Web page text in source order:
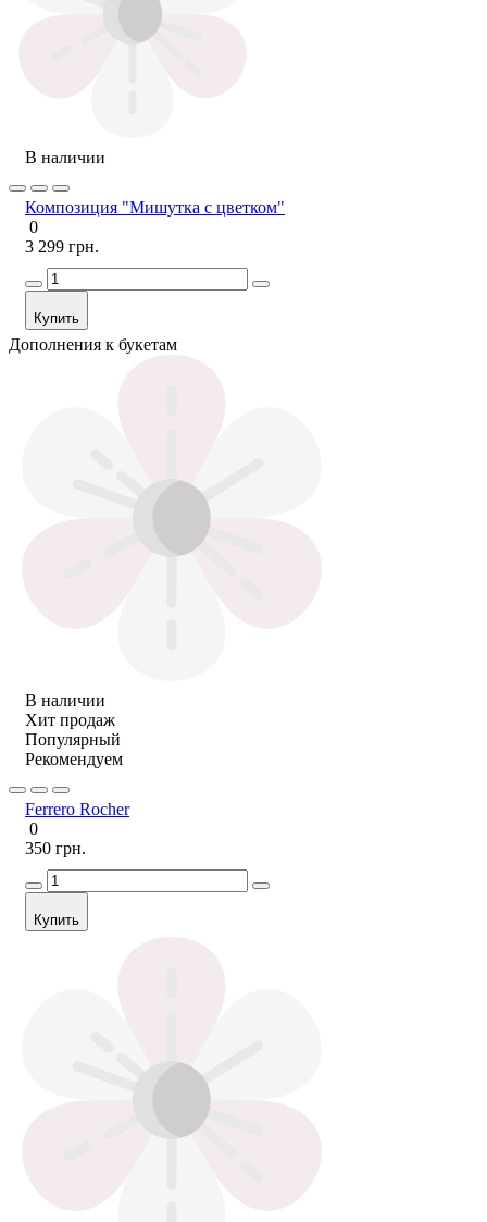
В наличии
Композиция "Мишутка с цветком"
0
3 299 грн.
Купить
Дополнения к букетам
В наличии
Хит продаж
Популярный
Рекомендуем
Ferrero Rocher
0
350 грн.
Купить